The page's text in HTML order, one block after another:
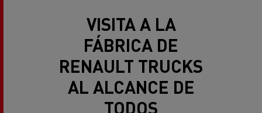
FÁBRICA DE
RENAULT TRUCKS
AL ALCANCE DE
TODOS